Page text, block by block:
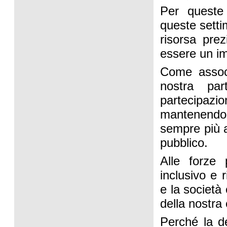
Per
queste
risorsa
essere un
Come
nostra
sempre più
pubblico.
Alle forze
inclusivo e
e la società
della nostra
Perché la